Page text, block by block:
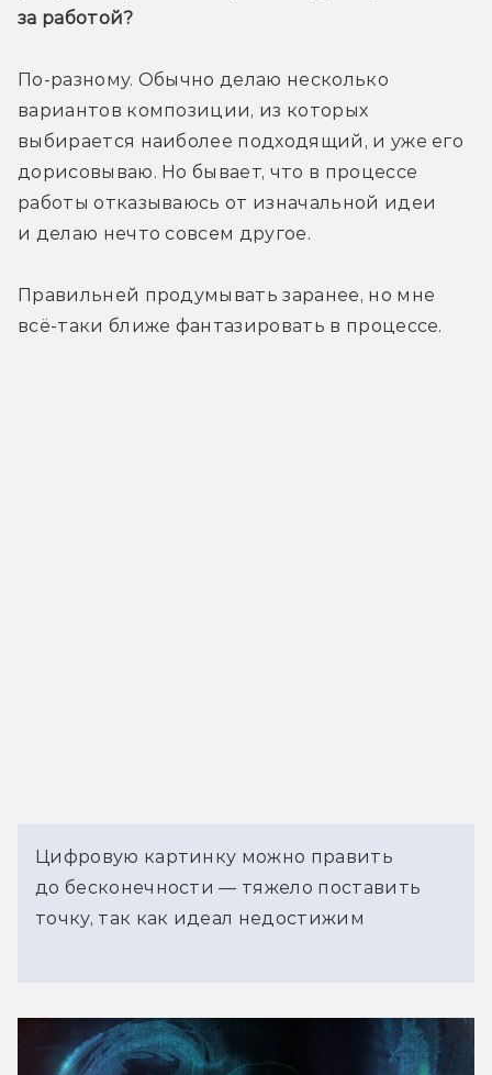
за работой?
По-разному. Обычно делаю несколько
вариантов композиции, из которых
выбирается наиболее подходящий, и уже его
дорисовываю. Но бывает, что в процессе
работы отказываюсь от изначальной идеи
и делаю нечто совсем другое.
Правильней продумывать заранее, но мне
всё-таки ближе фантазировать в процессе.
Цифровую картинку можно править
до бесконечности — тяжело поставить
точку, так как идеал недостижим